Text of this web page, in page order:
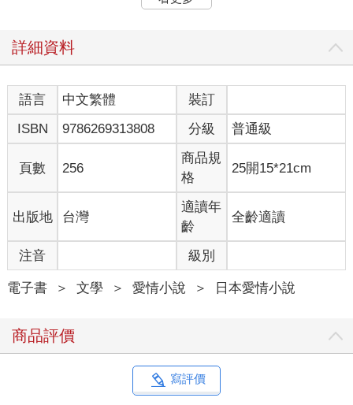
解到狀況相當嚴重。身為一位醫師，這樣的態度或許不值得誇
我似乎，最遲也會在五年後死掉。
可以明白這句話的意思，但身體不太能理解這個事實。就是這種
感覺。
──「妳的生活，感覺好無趣。」
不知為何，我想起春日井同學這句話。
那天回家路上，我親眼看見幾秒前還翱翔天際的烏鴉被車撞死的
＋＋＋
為了不在死時感到後悔、為了不在重要的人離世時還有遺憾，得
靠自己的力量活著才行。做好該做的事情、不交由他人，而是自
己做出選擇，並對選擇的道路負責。人類就是這樣做之後，才終
奶奶面對還是國中生的我，沒有把我當作孩子，而是一個獨立個
體，專注地看著我的眼睛這麼說。當時我們就在充滿晚夏氣息的
我的視線逐漸變得模糊，接著清醒。
詳細資料
語言 中文繁體
裝訂
ISBN
9786269313808 分級 普通級
頁數 256
商品規
格
25開15*21cm
出版地 台灣
適讀年
齡
全齡適讀
注音 級別
電子書 ＞ 文學 ＞ 愛情小說 ＞ 日本愛情小說
商品評價
寫評價